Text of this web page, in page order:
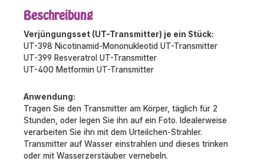
Beschreibung
Verjüngungsset (UT-Transmitter) je ein Stück:
UT-398 Nicotinamid-Mononukleotid UT-Transmitter
UT-399 Resveratrol UT-Transmitter
UT-400 Metformin UT-Transmitter
Anwendung:
Tragen Sie den Transmitter am Körper, täglich für 2
Stunden, oder legen Sie ihn auf ein Foto. Idealerweise
verarbeiten Sie ihn mit dem Urteilchen-Strahler.
Transmitter auf Wasser einstrahlen und dieses trinken
oder mit Wasserzerstäuber vernebeln.